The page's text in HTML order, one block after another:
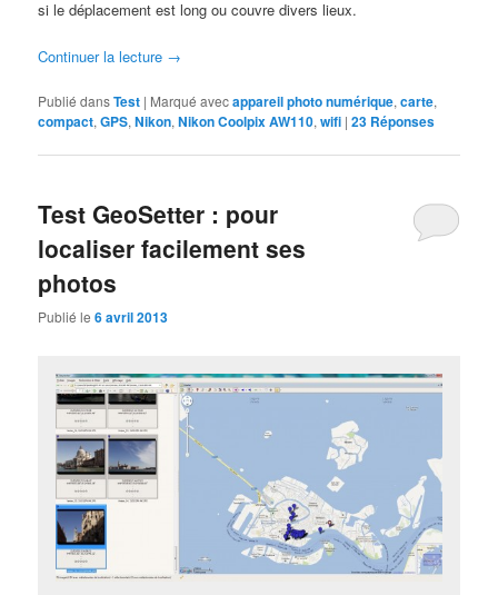
si le déplacement est long ou couvre divers lieux.
Continuer la lecture →
Publié dansTest | Marqué avecappareil photo numérique,carte,
compact,GPS,Nikon,Nikon Coolpix AW110,wifi |23 Réponses
Test GeoSetter : pour
localiser facilement ses
photos
Publié le6 avril 2013